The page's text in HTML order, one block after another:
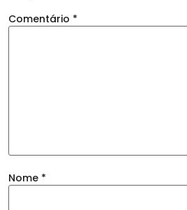
Comentário *
Nome *